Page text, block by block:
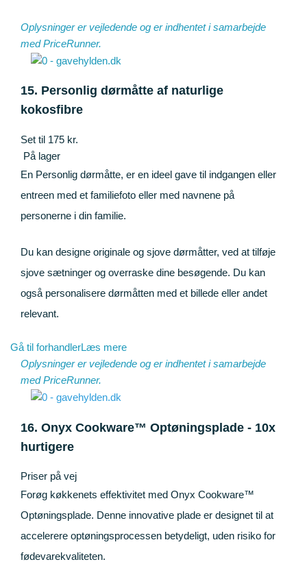
Oplysninger er vejledende og er indhentet i samarbejde
medPriceRunner.
15. Personlig dørmåtte af naturlige
kokosfibre
Set til 175 kr.
På lager
En Personlig dørmåtte, er en ideel gave til indgangen eller
entreen med et familiefoto eller med navnene på
personerne i din familie.
Du kan designe originale og sjove dørmåtter, ved at tilføje
sjove sætninger og overraske dine besøgende. Du kan
også personalisere dørmåtten med et billede eller andet
relevant.
Gå til forhandlerLæs mere
Oplysninger er vejledende og er indhentet i samarbejde
medPriceRunner.
16. Onyx Cookware™ Optøningsplade - 10x
hurtigere
Priser på vej
Forøg køkkenets effektivitet med Onyx Cookware™
Optøningsplade. Denne innovative plade er designet til at
accelerere optøningsprocessen betydeligt, uden risiko for
fødevarekvaliteten.